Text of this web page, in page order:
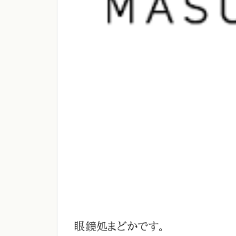
眼鏡処まどかです。